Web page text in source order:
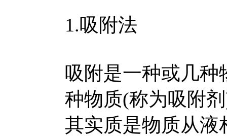
1.吸附法
吸附是一种或几种
种物质(称为吸附
其实质是物质从液